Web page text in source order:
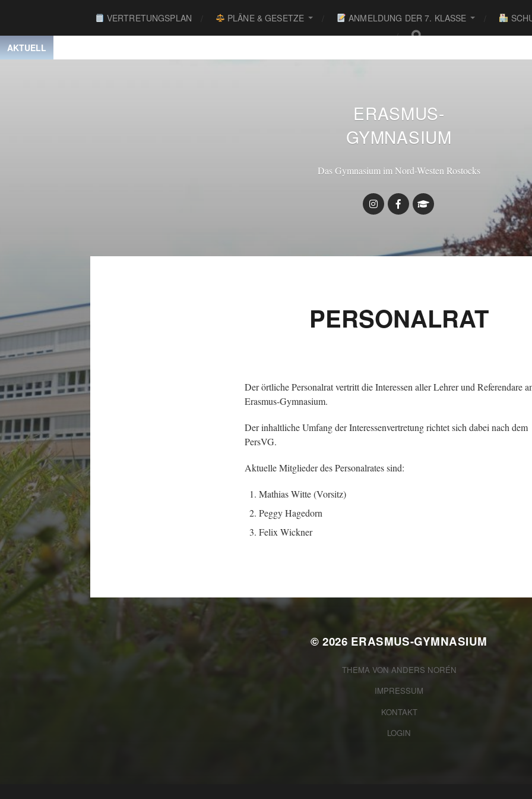
VERTRETUNGSPLAN PLÄNE & GESETZE ANMELDUNG DER 7. KLASSE
AKTUELL
ERASMUS-
GYMNASIUM
Das Gymnasium im Nord-Westen Rostocks
PERSONALRAT
Der örtliche Personalrat vertritt die Interessen aller Lehrer und Referendare
Erasmus-Gymnasium.
Der inhaltliche Umfang der Interessenvertretung richtet sich dabei nach dem
PersVG.
Aktuelle Mitglieder des Personalrates sind:
Mathias Witte (Vorsitz)
Peggy Hagedorn
Felix Wickner
© 2026 ERASMUS-GYMNASIUM
THEMA VON ANDERS NORÉN
IMPRESSUM
KONTAKT
LOGIN